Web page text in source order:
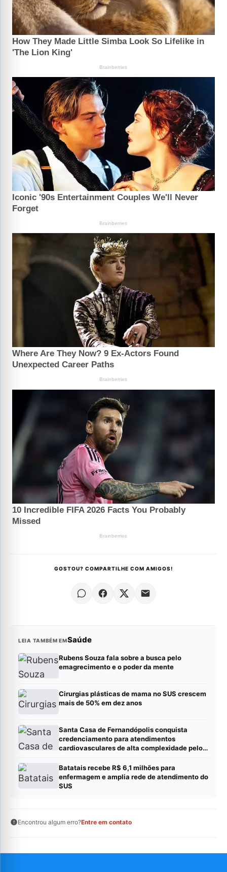
GOSTOU? COMPARTILHE COM AMIGOS!
LEIA TAMBÉM EMSaúde
Rubens Souza fala sobre a busca pelo
emagrecimento e o poder da mente
Cirurgias plásticas de mama no SUS crescem
mais de 50% em dez anos
Santa Casa de Fernandópolis conquista
credenciamento para atendimentos
cardiovasculares de alta complexidade pelo
Batatais recebe R$ 6,1 milhões para
enfermagem e amplia rede de atendimento do
SUS
Encontrou algum erro?Entre em contato